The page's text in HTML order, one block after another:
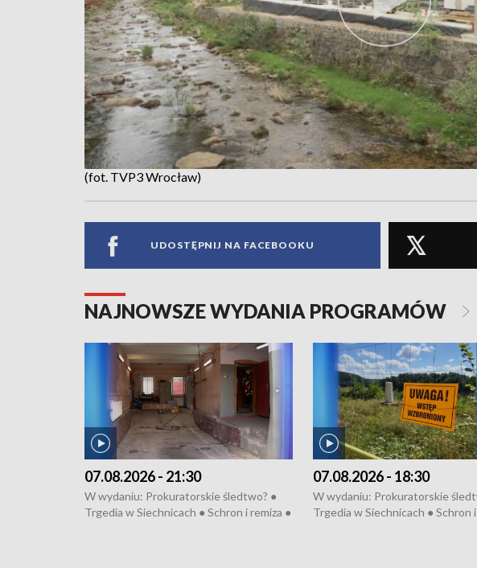
(fot. TVP3 Wrocław)
UDOSTĘPNIJ NA FACEBOOKU
NAJNOWSZE WYDANIA PROGRAMÓW
07.08.2026 - 21:30
W wydaniu: Prokuratorskie śledtwo? ●
Trgedia w Siechnicach ● Schron i remiza ●
07.08.2026 - 18:30
W wydaniu: Prokuratorskie
Trgedia w Siechnicach ● Schron